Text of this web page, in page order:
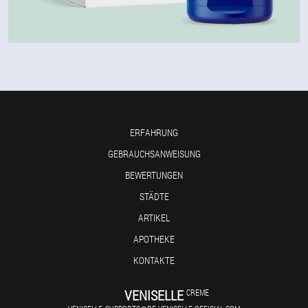
ERFAHRUNG
GEBRAUCHSANWEISUNG
BEWERTUNGEN
STÄDTE
ARTIKEL
APOTHEKE
KONTAKTE
VENISELLE CREME